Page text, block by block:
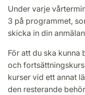
Under varje
3 på programmet,
skicka in din
För att du ska kunna
och
kurser vid ett annat
den resterande